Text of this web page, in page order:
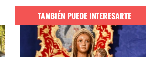
TAMBIÉN PUEDE INTERESARTE